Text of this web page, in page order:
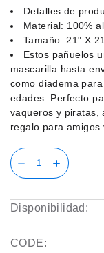
Detalles de
Material: 100%
Tamaño: 21" X
Estos pañuelos
mascarilla hasta
como diadema
edades. Perfecto
vaqueros y piratas,
regalo para amigos
Disponibilidad:
CODE: